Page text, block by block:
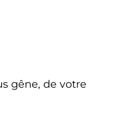
gêne, de votre